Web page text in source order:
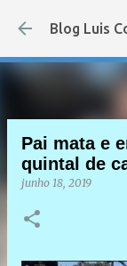
Blog Luis
Pai mata e
quintal de
junho 18, 2019